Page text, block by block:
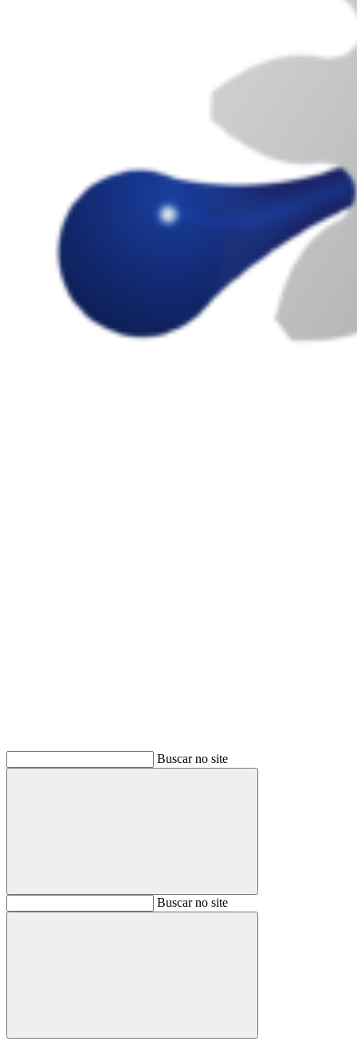
Buscar no site
BuscarBuscar no site
Buscar